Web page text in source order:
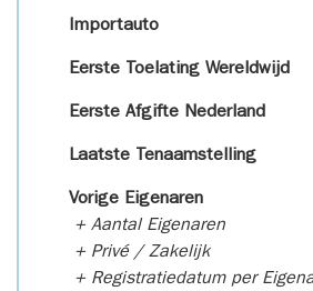
Importauto
Eerste Toelating Wereldwijd
Eerste Afgifte Nederland
Laatste Tenaamstelling
Vorige Eigenaren
+ Aantal Eigenaren
+ Privé / Zakelijk
+ Registratiedatum per